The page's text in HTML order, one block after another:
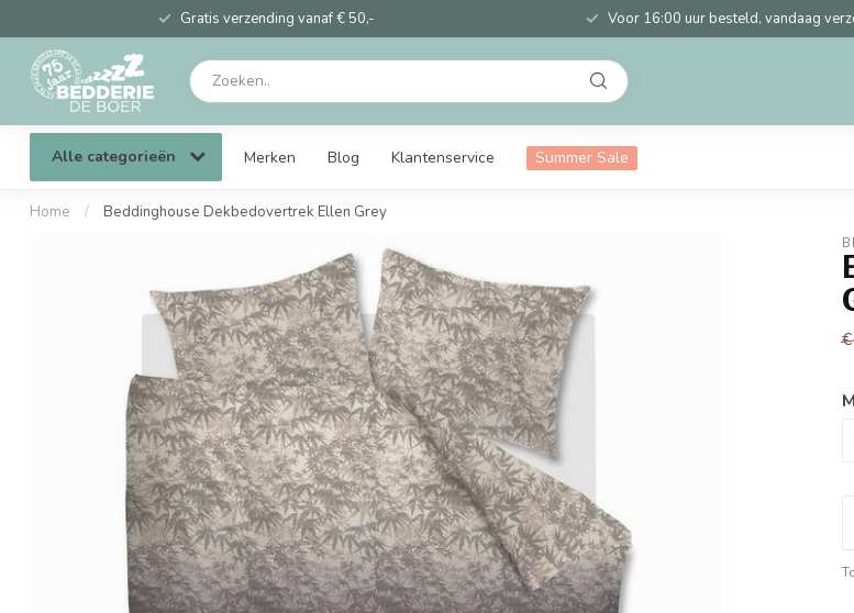
Gratis verzending vanaf € 50,- Voor 16:00 uur besteld, vandaag
Alle categorieën Merken Blog Klantenservice Summer Sale
Home / Beddinghouse Dekbedovertrek Ellen Grey